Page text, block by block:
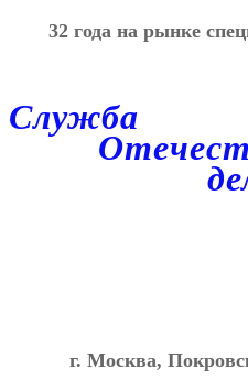
32 года на рынке
Служба
дело
г. Москва,